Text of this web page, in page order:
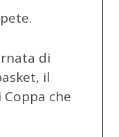
di
il
che